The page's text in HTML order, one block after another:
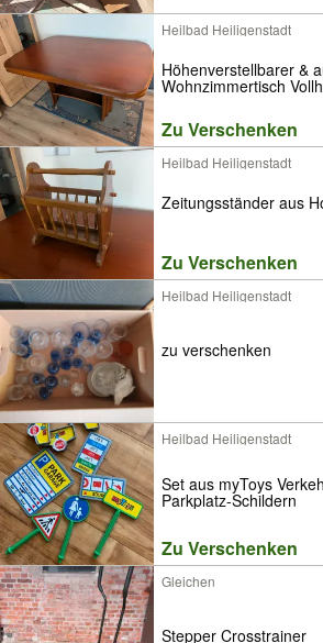
Heilbad Heiligenstadt
Höhenverstellbarer &
Wohnzimmertisch
Zu Verschenken
Heilbad Heiligenstadt
Zeitungsständer aus
Zu Verschenken
Heilbad Heiligenstadt
zu verschenken
Heilbad Heiligenstadt
Set aus myToys
Parkplatz-Schildern
Zu Verschenken
Gleichen
Stepper Crosstrainer